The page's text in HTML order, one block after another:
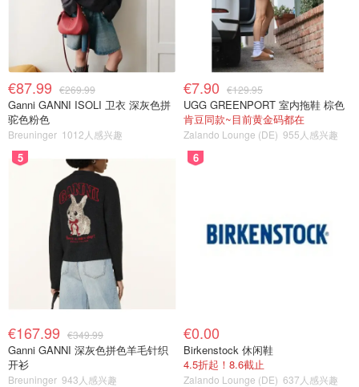
€87.99 €269.99
Ganni GANNI ISOLI 卫衣 深灰色拼
驼色粉色
Breuninger 1012人感兴趣
€7.90 €129.95
UGG GREENPORT 室内拖鞋 棕色
肯豆同款~目前黄金码都在
Zalando Lounge (DE) 955人感兴趣
5
€167.99 €349.99
Ganni GANNI 深灰色拼色羊毛针织
开衫
Breuninger 943人感兴趣
6
€0.00
Birkenstock 休闲鞋
4.5折起！8.6截止
Zalando Lounge (DE) 637人感兴趣